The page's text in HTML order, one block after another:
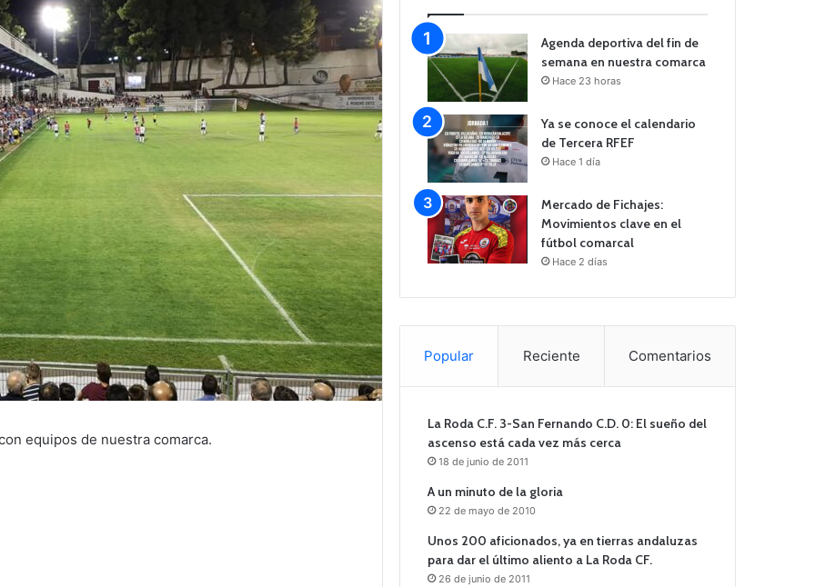
equipos de nuestra comarca.
Agenda deportiva del fin de
semana en nuestra comarca
Hace 23 horas
Ya se conoce el calendario
de Tercera RFEF
Hace 1 día
Mercado de Fichajes:
Movimientos clave en el
fútbol comarcal
Hace 2 días
Popular Reciente Comentarios
La Roda C.F. 3-San Fernando C.D. 0: El sueño del
ascenso está cada vez más cerca
18 de junio de 2011
A un minuto de la gloria
22 de mayo de 2010
Unos 200 aficionados, ya en tierras andaluzas
para dar el último aliento a La Roda CF.
26 de junio de 2011